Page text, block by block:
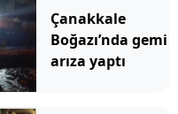
canım var
Çanakkale
Boğazı’nda gemi
arıza yaptı